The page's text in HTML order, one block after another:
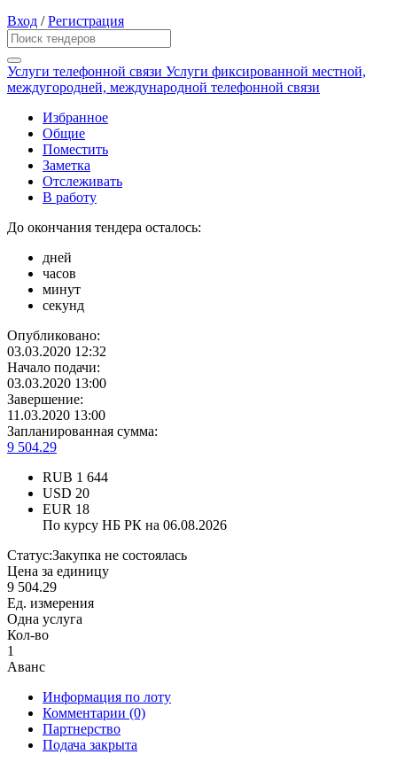
Вход /Регистрация
Услуги телефонной связи Услуги фиксированной местной,
междугородней, международной телефонной связи
Избранное
Общие
Поместить
Заметка
Отслеживать
В работу
До окончания тендера осталось:
дней
часов
минут
секунд
Опубликовано:
03.03.2020 12:32
Начало подачи:
03.03.2020 13:00
Завершение:
11.03.2020 13:00
Запланированная сумма:
9 504.29
RUB 1 644
USD 20
EUR 18
По курсу НБ РК на 06.08.2026
Статус:Закупка не состоялась
Цена за единицу
9 504.29
Ед. измерения
Одна услуга
Кол-во
1
Аванс
Информация по лоту
Комментарии (0)
Партнерство
Подача закрыта